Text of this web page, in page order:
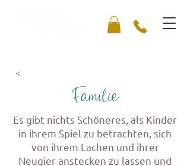
<
Familie
Es gibt nichts Schöneres, als Kinder
in ihrem Spiel zu betrachten, sich
von ihrem Lachen und ihrer
Neugier anstecken zu lassen und